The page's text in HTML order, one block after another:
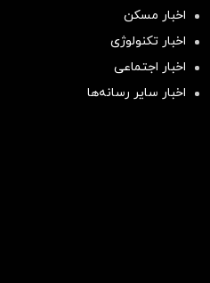
اخبار مسکن
اخبار تکنولوژی
اخبار اجتماعی
اخبار سایر رسانه‌‌ها